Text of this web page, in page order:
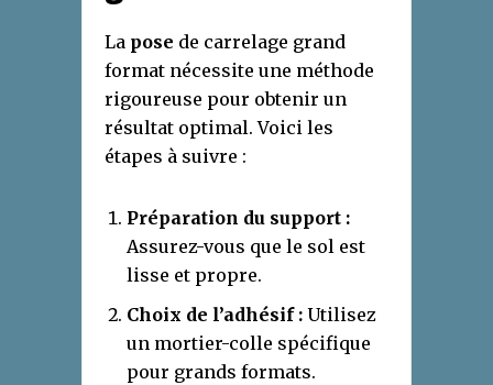
La pose de carrelage grand
format nécessite une méthode
rigoureuse pour obtenir un
résultat optimal. Voici les
étapes à suivre :
Préparation du support :
Assurez-vous que le sol est
lisse et propre.
Choix de l’adhésif : Utilisez
un mortier-colle spécifique
pour grands formats.